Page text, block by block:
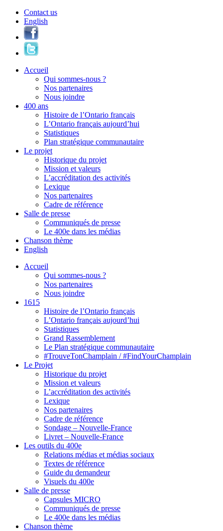
Contact us
English
Accueil
Qui sommes-nous ?
Nos partenaires
Nous joindre
400 ans
Histoire de l’Ontario français
L’Ontario français aujourd’hui
Statistiques
Plan stratégique communautaire
Le projet
Historique du projet
Mission et valeurs
L’accréditation des activités
Lexique
Nos partenaires
Cadre de référence
Salle de presse
Communiqués de presse
Le 400e dans les médias
Chanson thème
English
Accueil
Qui sommes-nous ?
Nos partenaires
Nous joindre
1615
Histoire de l’Ontario français
L’Ontario français aujourd’hui
Statistiques
Grand Rassemblement
Le Plan stratégique communautaire
#TrouveTonChamplain / #FindYourChamplain
Le Projet
Historique du projet
Mission et valeurs
L’accréditation des activités
Lexique
Nos partenaires
Cadre de référence
Sondage – Nouvelle-France
Livret – Nouvelle-France
Les outils du 400e
Relations médias et médias sociaux
Textes de référence
Guide du demandeur
Visuels du 400e
Salle de presse
Capsules MICRO
Communiqués de presse
Le 400e dans les médias
Chanson thème